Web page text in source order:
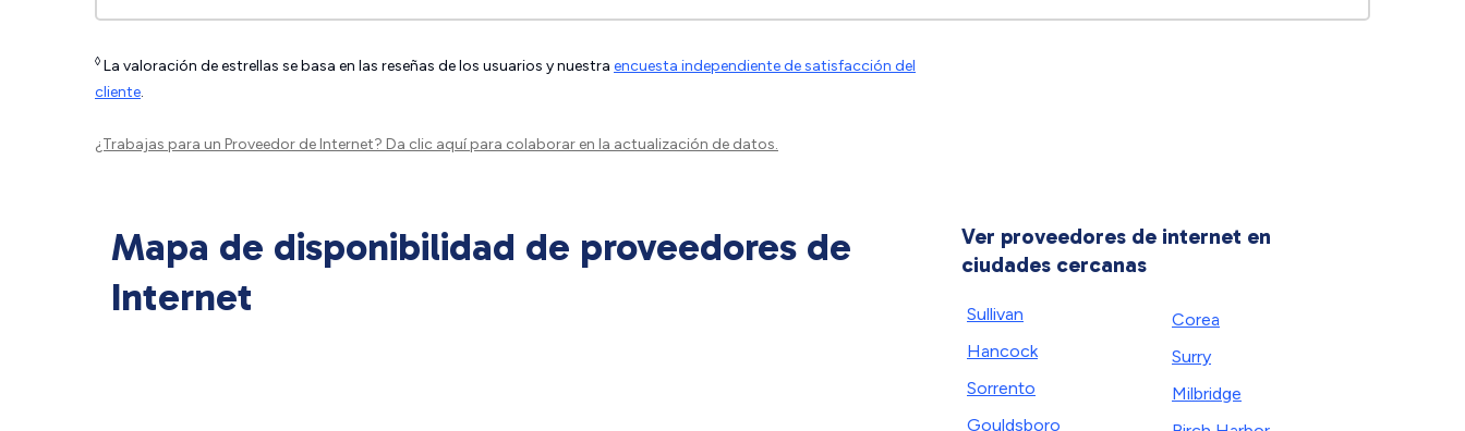
◊ La valoración de estrellas se basa en las reseñas de los usuarios y nuestra encuesta independiente de satisfacción del
cliente.
¿Trabajas para un Proveedor de Internet? Da clic aquípara colaborar en la actualización de datos.
Mapa de disponibilidad de proveedores de
Internet
Ver proveedores de internet en
ciudades cercanas
Sullivan
Hancock
Sorrento
Gouldsboro
Corea
Surry
Milbridge